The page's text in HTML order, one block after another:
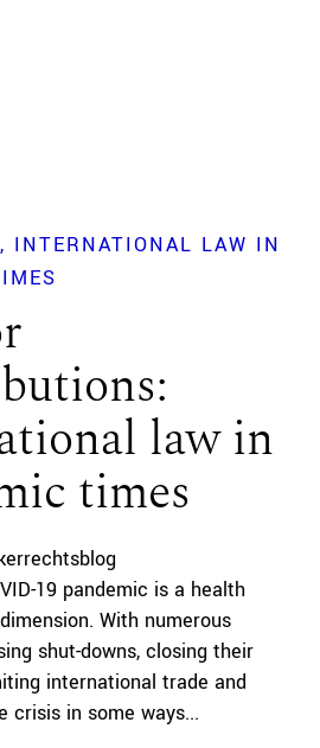
INTERNATIONAL LAW IN
law in
times
19 pandemic is a health
With numerous
shut-downs, closing their
international trade and
crisis in some ways...